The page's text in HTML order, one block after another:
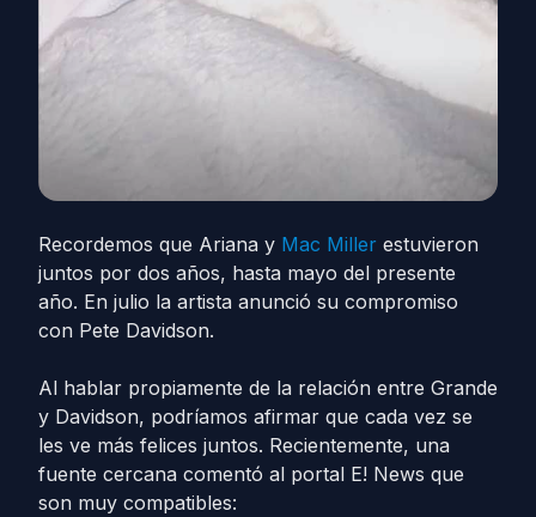
Recordemos que Ariana y Mac Miller estuvieron
juntos por dos años, hasta mayo del presente
año. En julio la artista anunció su compromiso
con Pete Davidson.
Al hablar propiamente de la relación entre Grande
y Davidson, podríamos afirmar que cada vez se
les ve más felices juntos. Recientemente, una
fuente cercana comentó al portal E! News que
son muy compatibles: